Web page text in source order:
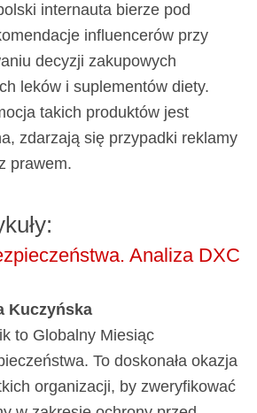
internauta bierze pod
influencerów przy
decyzji zakupowych
leków i suplementów diety.
takich produktów jest
zdarzają się przypadki reklamy
prawem.
Analiza DXC
Kuczyńska
to Globalny Miesiąc
To doskonała okazja
organizacji, by zweryfikować